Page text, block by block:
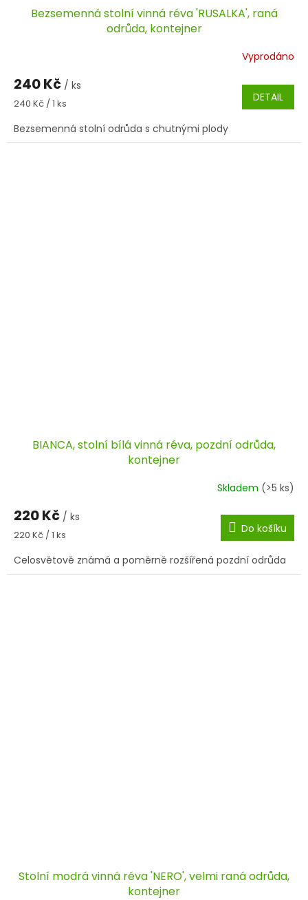
Bezsemenná stolní vinná réva 'RUSALKA', raná
odrůda, kontejner
Vyprodáno
240 Kč / ks
Měrná
240 Kč / 1 ks DETAIL
Bezsemenná stolní odrůda s chutnými plody
BIANCA, stolní bílá vinná réva, pozdní odrůda,
kontejner
Skladem (>5 ks)
220 Kč / ks
Měrná
220 Kč / 1 ks Do košíku
Celosvětově známá a poměrně rozšířená pozdní odrůda
Stolní modrá vinná réva 'NERO', velmi raná odrůda,
kontejner